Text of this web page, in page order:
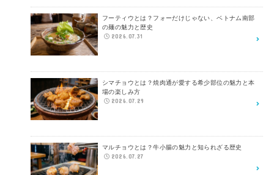
フーティウとは？フォーだけじゃない、ベトナム南部
の麺の魅力と歴史
2026.07.31
シマチョウとは？焼肉通が愛する希少部位の魅力と本
場の楽しみ方
2026.07.29
マルチョウとは？牛小腸の魅力と知られざる歴史
2026.07.27